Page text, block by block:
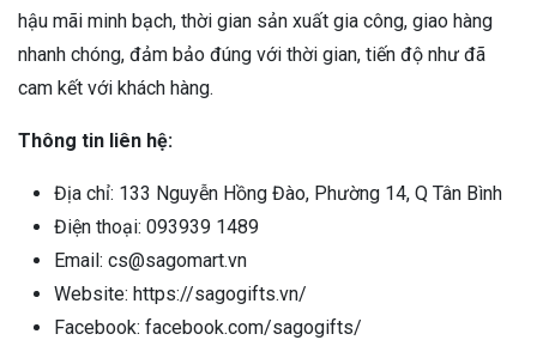
hậu mãi minh bạch, thời gian sản xuất gia công, giao hàng
nhanh chóng, đảm bảo đúng với thời gian, tiến độ như đã
cam kết với khách hàng.
Thông tin liên hệ:
Địa chỉ: 133 Nguyễn Hồng Đào, Phường 14, Q Tân Bình
Điện thoại: 093939 1489
Email: cs@sagomart.vn
Website: https://sagogifts.vn/
Facebook: facebook.com/sagogifts/